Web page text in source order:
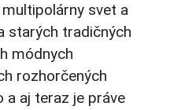
svet a
starých tradičných
módnych
rozhorčených
a aj teraz je práve